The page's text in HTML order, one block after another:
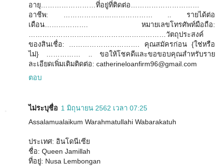
อายุ……………………ที่อยู่ที่ติดต่อ…………………………
อาชีพ: ………………………………… .. รายได้ต่อ
เดือน………………. หมายเลขโทรศัพท์มือถือ:
……………………………………………………วัตถุประสงค์
ของสินเชื่อ: …………………………. คุณสมัครก่อน {ใช่หรือ
ไม่} …………… .. ขอให้โชคดีและขอขอบคุณสำหรับราย
ละเอียดเพิ่มเติมติดต่อ: catherineloanfirm96@gmail.com
ตอบ
ไม่ระบุชื่อ 1 มิถุนายน 2562 เวลา 07:25
Assalamualaikum Warahmatullahi Wabarakatuh
ประเทศ: อินโดนีเซีย
ชื่อ: Queen Jamillah
ที่อยู่: Nusa Lembongan